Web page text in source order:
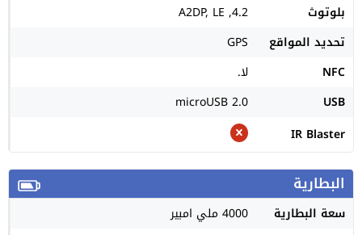
بلوتوث
4.2, A2DP, LE
تحديد المواقع
GPS
NFC
لا.
USB
microUSB 2.0
IR Blaster
البطارية
سعة البطارية
4000 ملي امبير